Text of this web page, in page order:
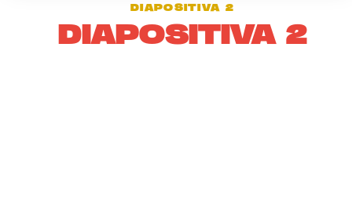
DIAPOSITIVA 2
DIAPOSITIVA 2